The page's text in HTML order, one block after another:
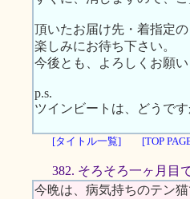
頂いたお届け先・着指定
楽しみにお待ち下さい。
今後とも、よろしくお願い
p.s.
ツインビートは、どうで
[タイトル一覧] [TOP
382. そろそろ一ヶ月目
今晩は、病気持ちのテン猫